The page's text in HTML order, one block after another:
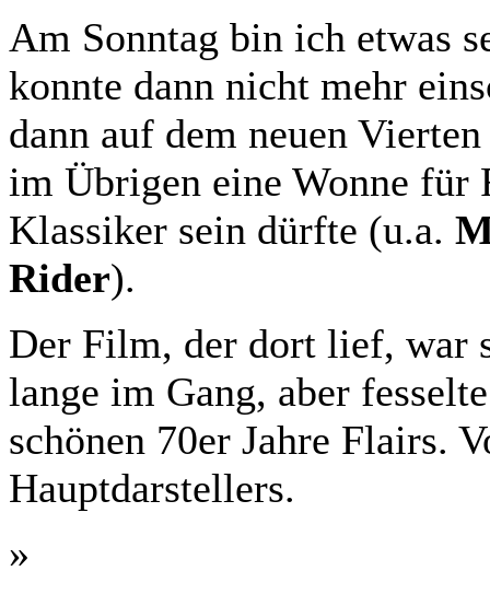
Am Sonntag bin ich etwas
konnte dann nicht mehr
dann auf dem neuen
im Übrigen eine Wonne für
Klassiker sein dürfte (u.a.
Rider).
Der Film, der dort lief, war
lange im Gang, aber
schönen 70er Jahre Flairs.
Hauptdarstellers.
»